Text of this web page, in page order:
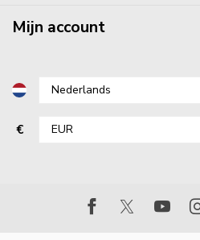
Mijn account
€